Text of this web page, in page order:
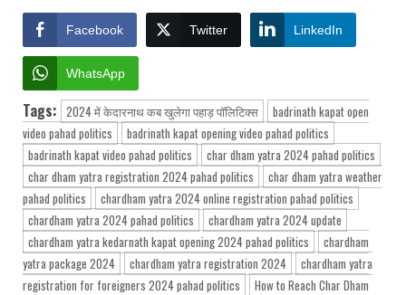
Facebook Twitter LinkedIn
WhatsApp
Tags: 2024 में केदारनाथ कब खुलेगा पहाड़ पॉलिटिक्स
badrinath kapat open
video pahad politics
badrinath kapat opening video pahad politics
badrinath kapat video pahad politics
char dham yatra 2024 pahad politics
char dham yatra registration 2024 pahad politics
char dham yatra weather
pahad politics
chardham yatra 2024 online registration pahad politics
chardham yatra 2024 pahad politics
chardham yatra 2024 update
chardham yatra kedarnath kapat opening 2024 pahad politics
chardham
yatra package 2024
chardham yatra registration 2024
chardham yatra
registration for foreigners 2024 pahad politics
How to Reach Char Dham